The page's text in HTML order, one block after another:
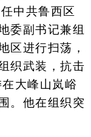
中共鲁西区
委副书记兼组
区进行扫荡，
织武装，抗击
大峰山岚峪
。他在组织突